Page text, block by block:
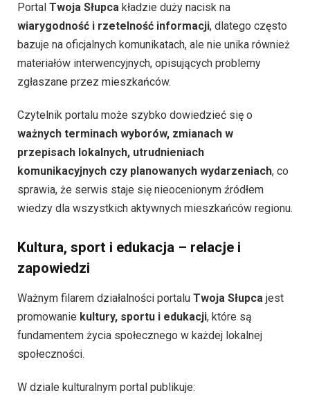
Portal Twoja Słupca kładzie duży nacisk na
wiarygodność i rzetelność informacji, dlatego często
bazuje na oficjalnych komunikatach, ale nie unika również
materiałów interwencyjnych, opisujących problemy
zgłaszane przez mieszkańców.
Czytelnik portalu może szybko dowiedzieć się o
ważnych terminach wyborów, zmianach w
przepisach lokalnych, utrudnieniach
komunikacyjnych czy planowanych wydarzeniach, co
sprawia, że serwis staje się nieocenionym źródłem
wiedzy dla wszystkich aktywnych mieszkańców regionu.
Kultura, sport i edukacja – relacje i
zapowiedzi
Ważnym filarem działalności portalu Twoja Słupca jest
promowanie kultury, sportu i edukacji, które są
fundamentem życia społecznego w każdej lokalnej
społeczności.
W dziale kulturalnym portal publikuje: